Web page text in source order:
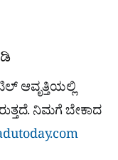
ಆವೃತ್ತಿಯಲ್ಲಿ
ನಿಮಗೆ ಬೇಕಾದ